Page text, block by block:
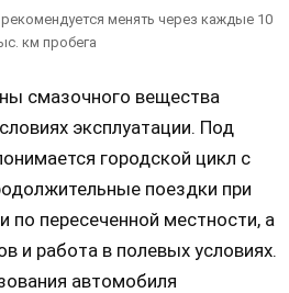
менять через каждые 10
км пробега
смазочного вещества
эксплуатации. Под
городской цикл с
поездки при
по пересеченной местности, а
и работа в полевых условиях.
автомобиля